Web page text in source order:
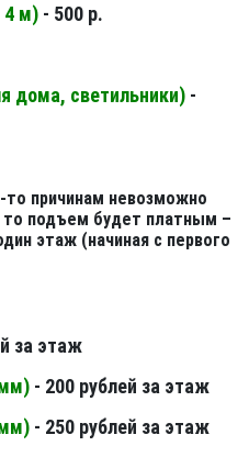
4 м) - 500 р.
дома, светильники) -
то причинам невозможно
то подъем будет платным –
этаж (начиная с первого
за этаж
) - 200 рублей за этаж
) - 250 рублей за этаж